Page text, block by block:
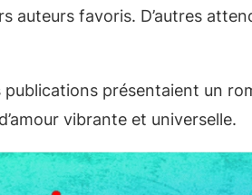
favoris. D’autres
présentaient un
vibrante et universelle.